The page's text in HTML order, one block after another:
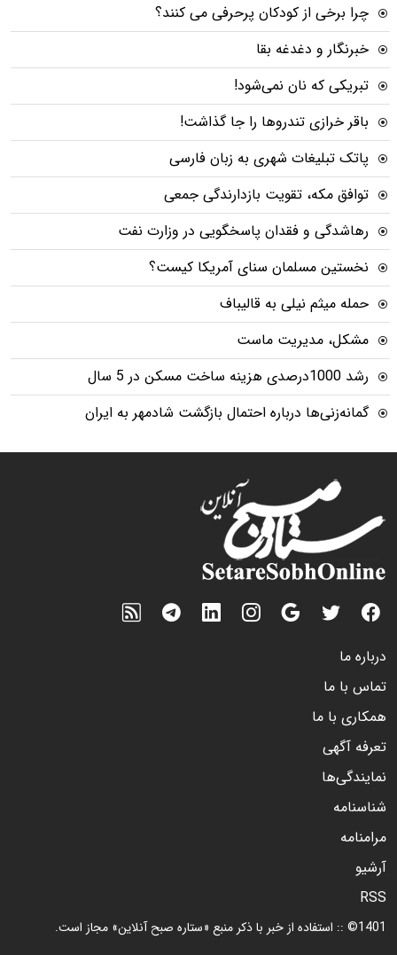
چرا برخی از کودکان پرحرفی می کنند؟
خبرنگار و دغدغه بقا
تبریکی که نان نمی‌شود!
باقر خرازی تندروها را جا گذاشت!
پاتک تبلیغات شهری به زبان فارسی
توافق مکه، تقویت بازدارندگی جمعی
رهاشدگی و فقدان پاسخگویی در وزارت نفت
نخستین مسلمان سنای آمریکا کیست؟
حمله میثم نیلی به قالیباف
مشکل، مدیریت ماست
رشد 1000درصدی هزینه ساخت مسکن در 5 سال
گمانه‌زنی‌ها درباره احتمال بازگشت شادمهر به ایران
درباره ما
تماس با ما
همکاری با ما
تعرفه آگهی
نمایندگی‌ها
شناسنامه
مرامنامه
آرشیو
RSS
1401© :: استفاده از خبر با ذکر منبع «ستاره صبح آنلاین» مجاز است.